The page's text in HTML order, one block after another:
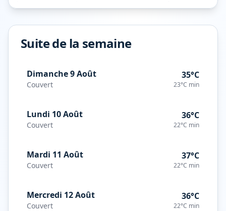
Suite de la semaine
Dimanche 9 Août
Couvert
35°C
23°C min
Lundi 10 Août
Couvert
36°C
22°C min
Mardi 11 Août
Couvert
37°C
22°C min
Mercredi 12 Août
Couvert
36°C
22°C min